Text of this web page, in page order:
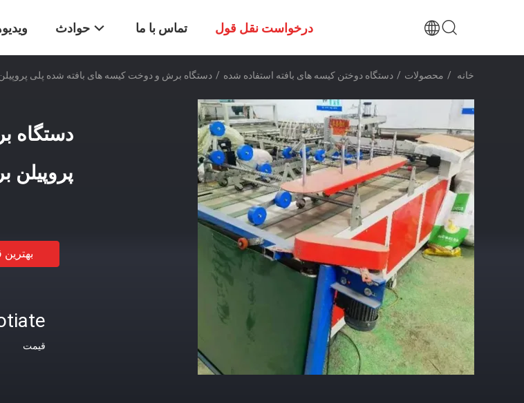
حوادث تماس با ما درخواست نقل قول
خانه / محصولات / دستگاه دوختن کیسه های بافته استفاده شده / دستگاه برش و دوخت کیسه های بافته شده پلی
دستگاه
پروپیلن
قیمت